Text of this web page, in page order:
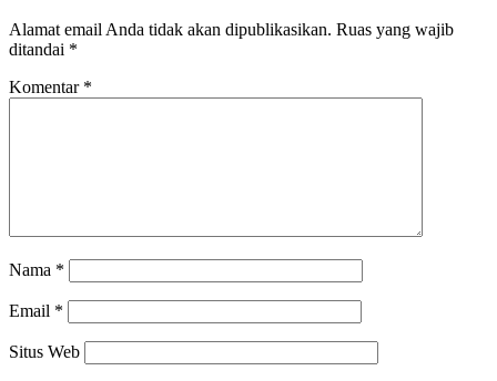
Alamat email Anda tidak akan dipublikasikan. Ruas yang wajib
ditandai *
Komentar *
Nama *
Email *
Situs Web